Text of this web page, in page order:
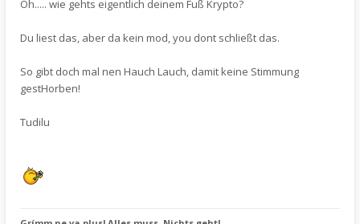
Oh..... wie gehts eigentlich deinem Fuß Krypto?
Du liest das, aber da kein mod, you dont schließt das.
So gibt doch mal nen Hauch Lauch, damit keine Stimmung
gestHorben!
Tudilu